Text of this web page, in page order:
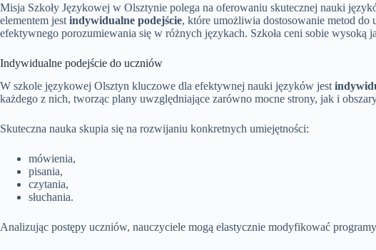
Misja Szkoły Językowej w Olsztynie polega na oferowaniu skutecznej nauki
elementem jest indywidualne podejście, które umożliwia dostosowanie metod do
efektywnego porozumiewania się w różnych językach. Szkoła ceni sobie
Indywidualne podejście do uczniów
W szkole językowej Olsztyn kluczowe dla efektywnej nauki języków jest
każdego z nich, tworząc plany uwzględniające zarówno mocne strony, jak i
Skuteczna nauka skupia się na rozwijaniu konkretnych umiejętności:
mówienia,
pisania,
czytania,
słuchania.
Analizując postępy uczniów, nauczyciele mogą elastycznie modyfikować